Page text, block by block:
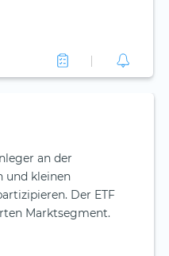
an der
und kleinen
Der ETF
Marktsegment.